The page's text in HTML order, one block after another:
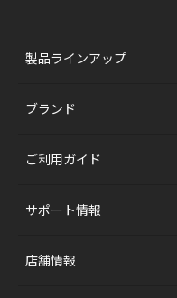
製品ラインアップ
ブランド
ご利用ガイド
サポート情報
店舗情報